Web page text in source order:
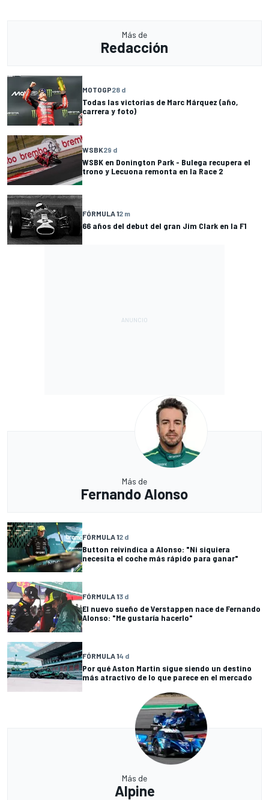
Más de
Redacción
MOTOGP28 d
Todas las victorias de Marc Márquez (año,
carrera y foto)
WSBK29 d
WSBK en Donington Park - Bulega recupera el
trono y Lecuona remonta en la Race 2
FÓRMULA 12 m
66 años del debut del gran Jim Clark en la F1
Más de
Fernando Alonso
FÓRMULA 12 d
Button reivindica a Alonso: "Ni siquiera
necesita el coche más rápido para ganar"
FÓRMULA 13 d
El nuevo sueño de Verstappen nace de Fernando
Alonso: "Me gustaría hacerlo"
FÓRMULA 14 d
Por qué Aston Martin sigue siendo un destino
más atractivo de lo que parece en el mercado
Más de
Alpine